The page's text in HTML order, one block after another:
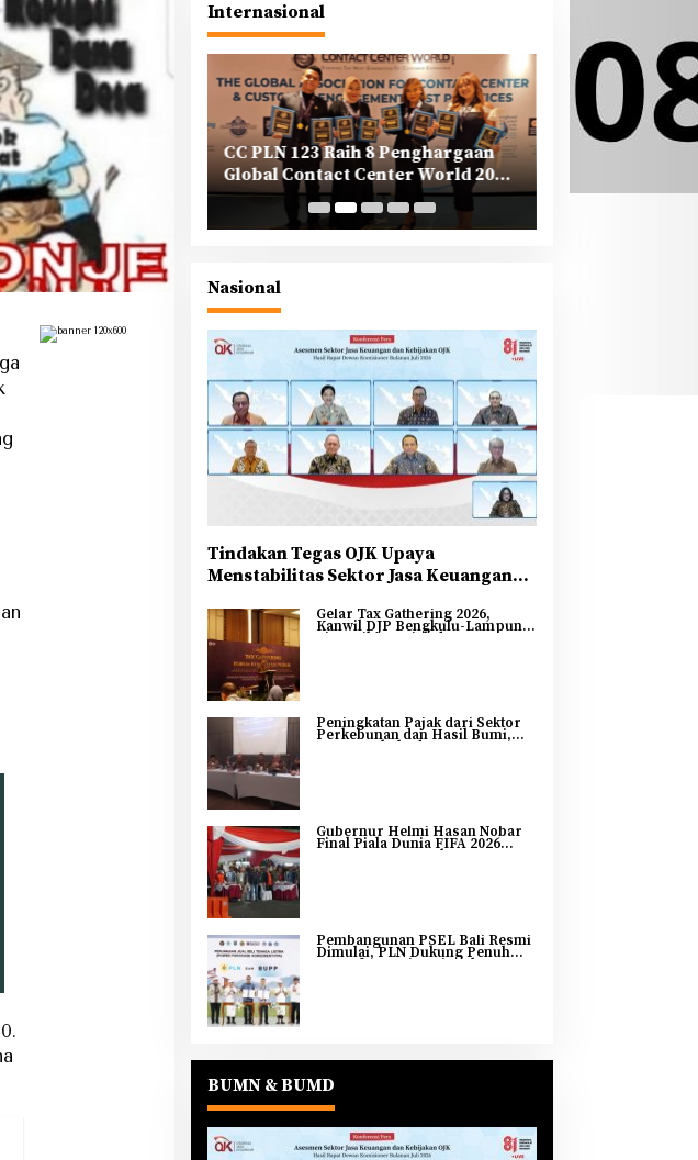
Internasional
Biar Fokus Ibadah,
Pakai Tri Ibadah
CC PLN 123 Raih 8 Penghargaan
Global Contact Center World 2025
di Yunani
Berkeadilan di
Nasional
Tindakan Tegas OJK Upaya
Menstabilitas Sektor Jasa Keuangan
Penguatan Sektor Keuangan
Gelar Tax Gathering 2026,
Kanwil DJP Bengkulu-Lampung
Sinergikan Pajak dan
Peningkatan Pajak dari Sektor
Perkebunan dan Hasil Bumi,
DJP Bengkulu dan Lampung
Gubernur Helmi Hasan Nobar
Final Piala Dunia FIFA 2026
Bersama Masyarakat, UMKM
Pembangunan PSEL Bali Resmi
Dimulai, PLN Dukung Penuh
Transformasi Nasional
BUMN & BUMD